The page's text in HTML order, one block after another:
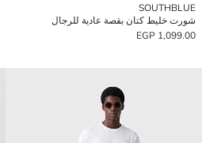
SOUTHBLUE
شورت خليط كتان بقصة عادية للرجال
1,099.00 EGP